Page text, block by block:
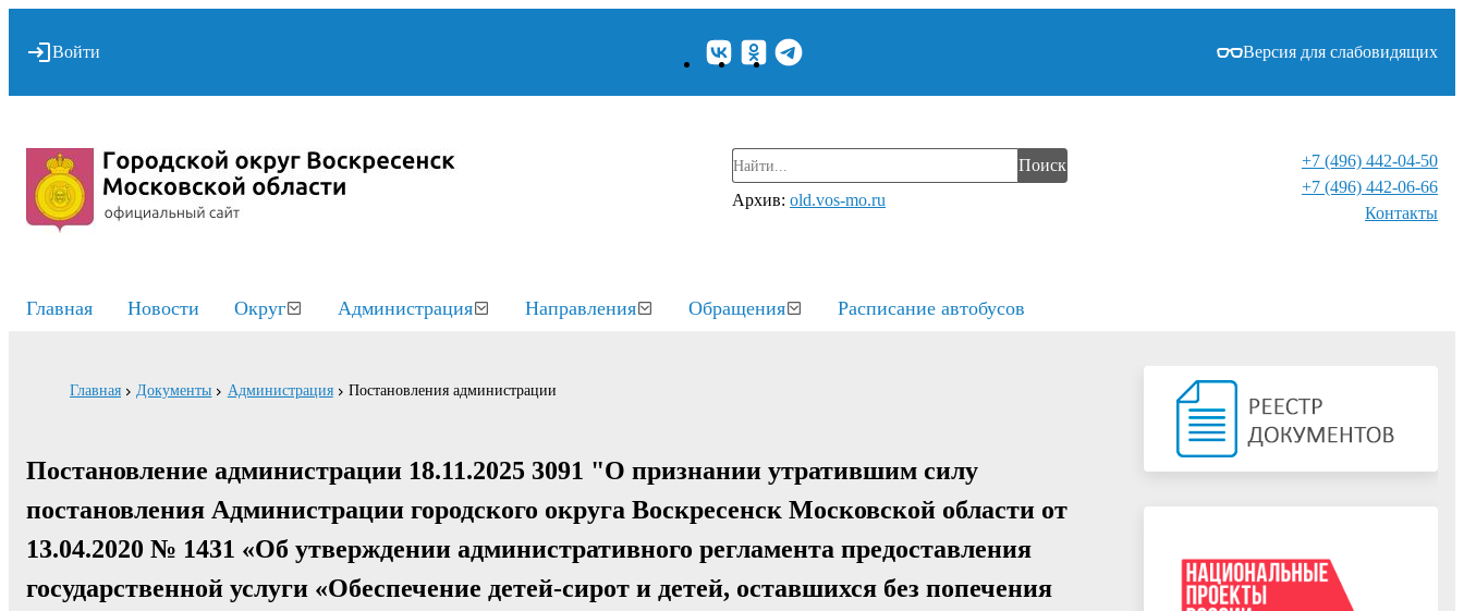
Войти Версия для слабовидящих
Поиск
Архив: old.vos-mo.ru
+7 (496) 442-04-50
+7 (496) 442-06-66
Контакты⁠
Главная Новости Округ Администрация Направления Обращения Расписание автобусов
Главная Документы Администрация Постановления администрации
Постановление администрации 18.11.2025 3091 "О признании утратившим силу
постановления Администрации городского округа Воскресенск Московской области от
13.04.2020 № 1431 «Об утверждении административного регламента предоставления
государственной услуги «Обеспечение детей-сирот и детей, оставшихся без попечения